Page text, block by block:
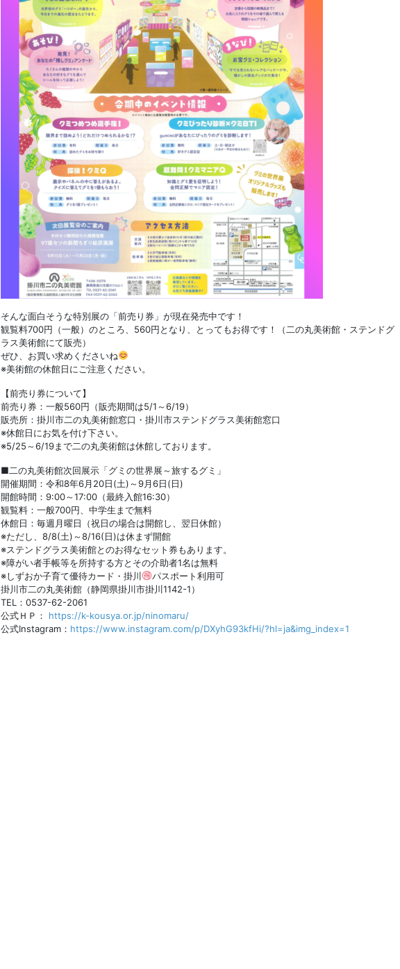
そんな面白そうな特別展の「前売り券」が現在発売中です！
観覧料700円（一般）のところ、560円となり、とってもお得です！（二の丸美術館・ステンドグ
ラス美術館にて販売）
ぜひ、お買い求めくださいね
※美術館の休館日にご注意ください。
【前売り券について】
前売り券：一般560円（販売期間は5/1～6/19）
販売所：掛川市二の丸美術館窓口・掛川市ステンドグラス美術館窓口
※休館日にお気を付け下さい。
※5/25～6/19まで二の丸美術館は休館しております。
■二の丸美術館次回展示「グミの世界展～旅するグミ」
開催期間：令和8年6月20日(土)～9月6日(日)
開館時間：9:00～17:00（最終入館16:30）
観覧料：一般700円、中学生まで無料
休館日：毎週月曜日（祝日の場合は開館し、翌日休館）
※ただし、8/8(土)～8/16(日)は休まず開館
※ステンドグラス美術館とのお得なセット券もあります。
※障がい者手帳等を所持する方とその介助者1名は無料
※しずおか子育て優待カード・掛川
パスポート利用可
掛川市二の丸美術館（静岡県掛川市掛川1142-1）
TEL：0537-62-2061
公式ＨＰ： https://k-kousya.or.jp/ninomaru/
公式Instagram： https://www.instagram.com/p/DXyhG93kfHi/?hl=ja&img_index=1